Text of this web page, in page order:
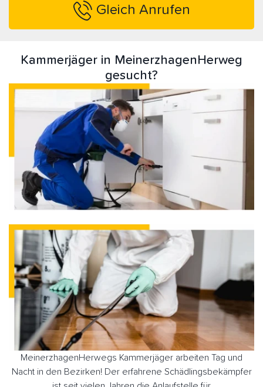
Gleich Anrufen
Kammerjäger in MeinerzhagenHerweg
gesucht?
MeinerzhagenHerwegs Kammerjäger arbeiten Tag und
Nacht in den Bezirken! Der erfahrene Schädlingsbekämpfer